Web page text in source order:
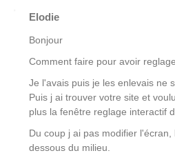
Elodie
Bonjour
Comment faire pour avoir
Je l'avais puis je les enlevais ne
Puis j ai trouver votre site et
plus la fenêtre reglage interactif
Du coup j ai pas modifier
dessous du milieu.